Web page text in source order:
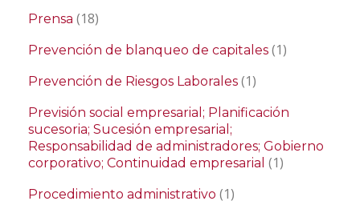
Prensa (18)
Prevención de blanqueo de capitales (1)
Prevención de Riesgos Laborales (1)
Previsión social empresarial; Planificación
sucesoria; Sucesión empresarial;
Responsabilidad de administradores; Gobierno
corporativo; Continuidad empresarial (1)
Procedimiento administrativo (1)